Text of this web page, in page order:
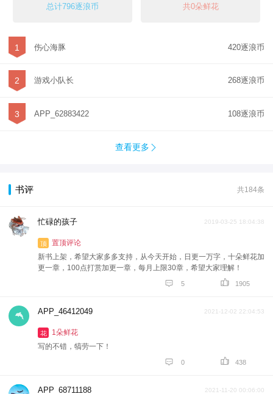
总计796逐浪币 共0朵鲜花
1 伤心海豚 420逐浪币
2 游戏小队长 268逐浪币
3 APP_62883422 108逐浪币
查看更多 
书评 共184条
忙碌的孩子 2019-03-25 18:04:38
顶
置顶评论
新书上架，希望大家多多支持，从今天开始，日更一万字，十朵鲜花加
更一章，100点打赏加更一章，每月上限30章，希望大家理解！
 5  1905
APP_46412049 2021-12-02 22:04:53
花
1朵鲜花
写的不错，犒劳一下！
 0  438
APP_68711188 2021-11-20 00:06:00